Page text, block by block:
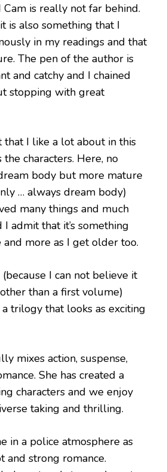
is really not far behind.
is also something that I
in my readings and that
The pen of the author is
and catchy and I chained
stopping with great
I like a lot about in this
the characters. Here, no
body but more mature
… always dream body)
many things and much
admit that it’s something
more as I get older too.
I can not believe it
than a first volume)
trilogy that looks as exciting
mixes action, suspense,
She has created a
characters and we enjoy
taking and thrilling.
in a police atmosphere as
and strong romance.